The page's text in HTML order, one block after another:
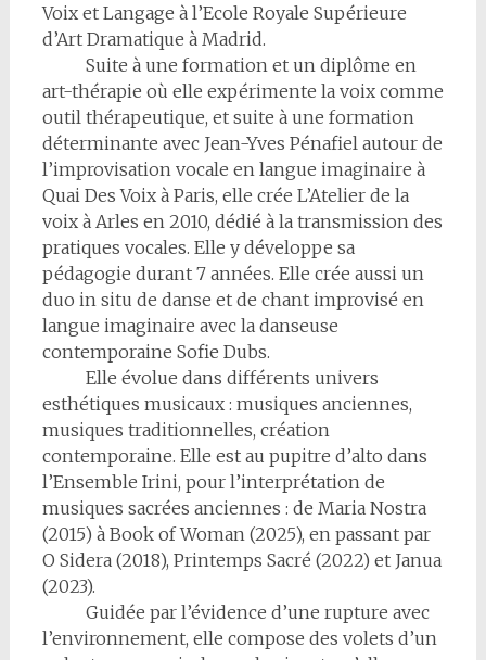
Voix et Langage à l’Ecole Royale Supérieure
d’Art Dramatique à Madrid.
Suite à une formation et un diplôme en
art-thérapie où elle expérimente la voix comme
outil thérapeutique, et suite à une formation
déterminante avec Jean-Yves Pénafiel autour de
l’improvisation vocale en langue imaginaire à
Quai Des Voix à Paris, elle crée L’Atelier de la
voix à Arles en 2010, dédié à la transmission des
pratiques vocales. Elle y développe sa
pédagogie durant 7 années. Elle crée aussi un
duo in situ de danse et de chant improvisé en
langue imaginaire avec la danseuse
contemporaine Sofie Dubs.
Elle évolue dans différents univers
esthétiques musicaux : musiques anciennes,
musiques traditionnelles, création
contemporaine. Elle est au pupitre d’alto dans
l’Ensemble Irini, pour l’interprétation de
musiques sacrées anciennes : de Maria Nostra
(2015) à Book of Woman (2025), en passant par
O Sidera (2018), Printemps Sacré (2022) et Janua
(2023).
Guidée par l’évidence d’une rupture avec
l’environnement, elle compose des volets d’un